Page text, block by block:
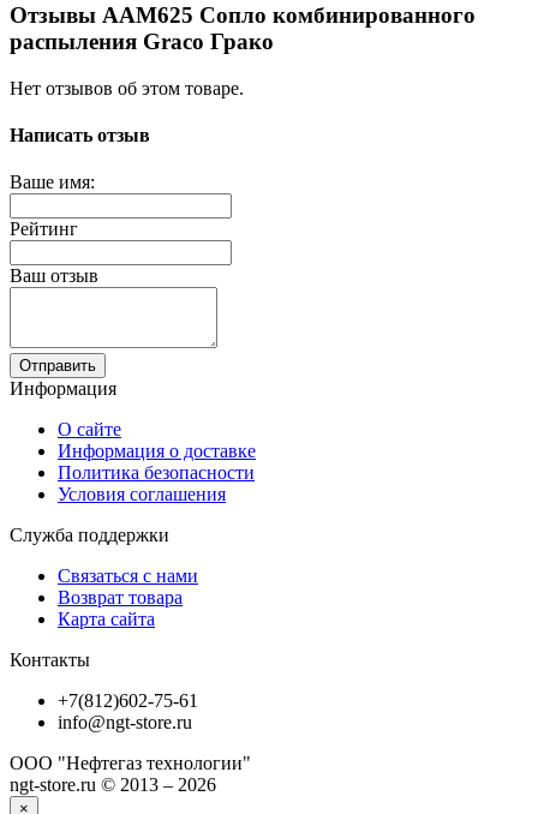
Отзывы AAM625 Сопло комбинированного
распыления Graco Грако
Нет отзывов об этом товаре.
Написать отзыв
Ваше имя:
Рейтинг
Ваш отзыв
Отправить
Информация
О сайте
Информация о доставке
Политика безопасности
Условия соглашения
Служба поддержки
Связаться с нами
Возврат товара
Карта сайта
Контакты
+7(812)602-75-61
info@ngt-store.ru
ООО "Нефтегаз технологии"
ngt-store.ru © 2013 – 2026
×